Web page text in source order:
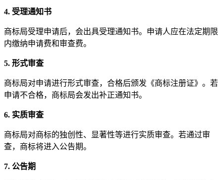
4. 受理通知书
商标局受理申请后，会出具受理通知书。申请人应在法定期限
内缴纳申请费和审查费。
5. 形式审查
商标局对申请进行形式审查，合格后颁发《商标注册证》。若
申请不合格，商标局会发出补正通知书。
6. 实质审查
商标局对商标的独创性、显著性等进行实质审查。若通过审
查，商标将进入公告期。
7. 公告期